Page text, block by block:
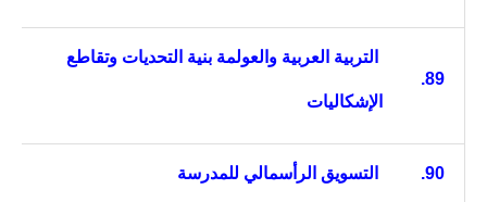
89.
التربية العربية والعولمة بنية التحديات وتقاطع
الإشكاليات
90. التسويق الرأسمالي للمدرسة